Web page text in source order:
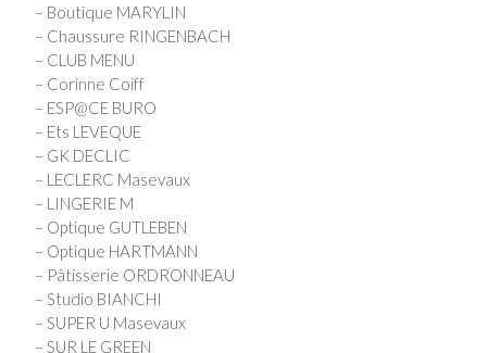
– Boutique MARYLIN
– Chaussure RINGENBACH
– CLUB MENU
– Corinne Coiff
– ESP@CE BURO
– Ets LEVEQUE
– GK DECLIC
– LECLERC Masevaux
– LINGERIE M
– Optique GUTLEBEN
– Optique HARTMANN
– Pâtisserie ORDRONNEAU
– Studio BIANCHI
– SUPER U Masevaux
– SUR LE GREEN